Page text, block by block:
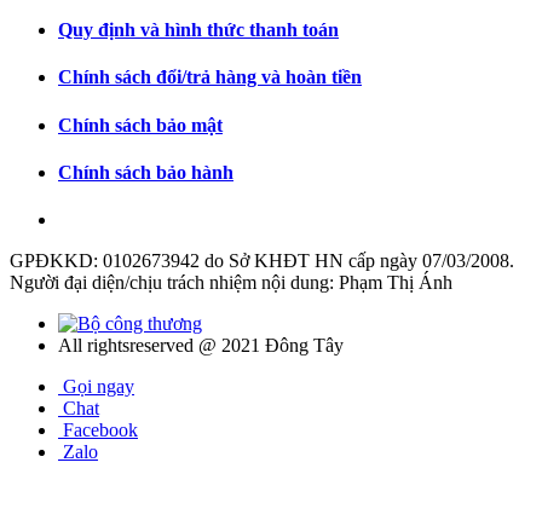
Quy định và hình thức thanh toán
Chính sách đổi/trả hàng và hoàn tiền
Chính sách bảo mật
Chính sách bảo hành
GPĐKKD: 0102673942 do Sở KHĐT HN cấp ngày 07/03/2008.
Người đại diện/chịu trách nhiệm nội dung: Phạm Thị Ánh
All rightsreserved @ 2021 Đông Tây
Gọi ngay
Chat
Facebook
Zalo